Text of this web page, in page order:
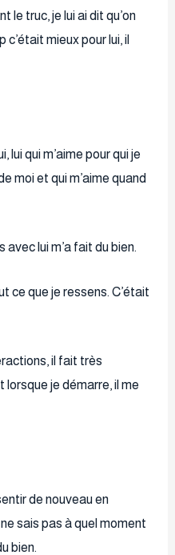
le truc, je lui ai dit qu’on
c’était mieux pour lui, il
lui qui m’aime pour qui je
moi et qui m’aime quand
lui m’a fait du bien.
ce que je ressens. C’était
il fait très
lorsque je démarre, il me
de nouveau en
sais pas à quel moment
bien.